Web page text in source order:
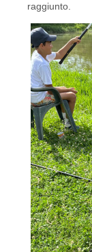
raggiunto.